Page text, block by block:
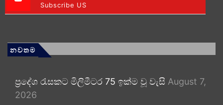
Subscribe US
නවතම
ප්‍රදේශ රැසකට මිලිමීටර 75 ඉක්ම වූ වැසි August 7,
2026